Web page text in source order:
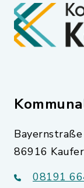
86916
08191